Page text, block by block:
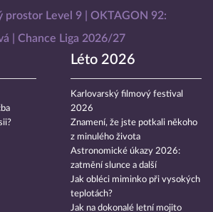
prostor Level 9
OKTAGON 92:
Chance Liga 2026/27
Léto 2026
Karlovarský filmový festival
2026
Znamení, že jste potkali někoho
z minulého života
Astronomické úkazy 2026:
zatmění slunce a další
Jak obléci miminko při vysokých
teplotách?
Jak na dokonalé letní mojito